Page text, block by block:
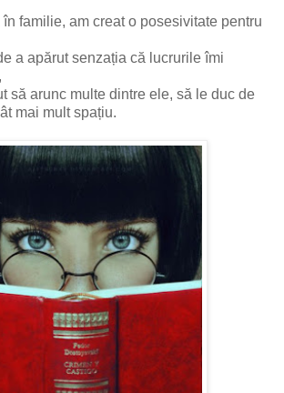
familie, am creat o posesivitate pentru
a apărut senzația că lucrurile îmi
să arunc multe dintre ele, să le duc de
mai mult spațiu.